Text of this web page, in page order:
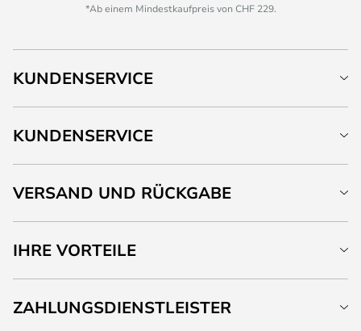
*Ab einem Mindestkaufpreis von CHF 229.
KUNDENSERVICE
KUNDENSERVICE
VERSAND UND RÜCKGABE
IHRE VORTEILE
ZAHLUNGSDIENSTLEISTER